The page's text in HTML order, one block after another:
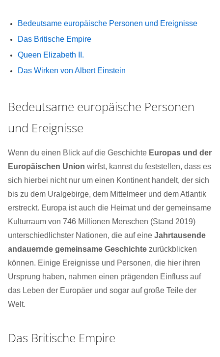
Bedeutsame europäische Personen und Ereignisse
Das Britische Empire
Queen Elizabeth II.
Das Wirken von Albert Einstein
Bedeutsame europäische Personen
und Ereignisse
Wenn du einen Blick auf die Geschichte Europas und der
Europäischen Union wirfst, kannst du feststellen, dass es
sich hierbei nicht nur um einen Kontinent handelt, der sich
bis zu dem Uralgebirge, dem Mittelmeer und dem Atlantik
erstreckt. Europa ist auch die Heimat und der gemeinsame
Kulturraum von 746 Millionen Menschen (Stand 2019)
unterschiedlichster Nationen, die auf eine Jahrtausende
andauernde gemeinsame Geschichte zurückblicken
können. Einige Ereignisse und Personen, die hier ihren
Ursprung haben, nahmen einen prägenden Einfluss auf
das Leben der Europäer und sogar auf große Teile der
Welt.
Das Britische Empire